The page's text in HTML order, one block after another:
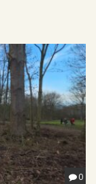
0